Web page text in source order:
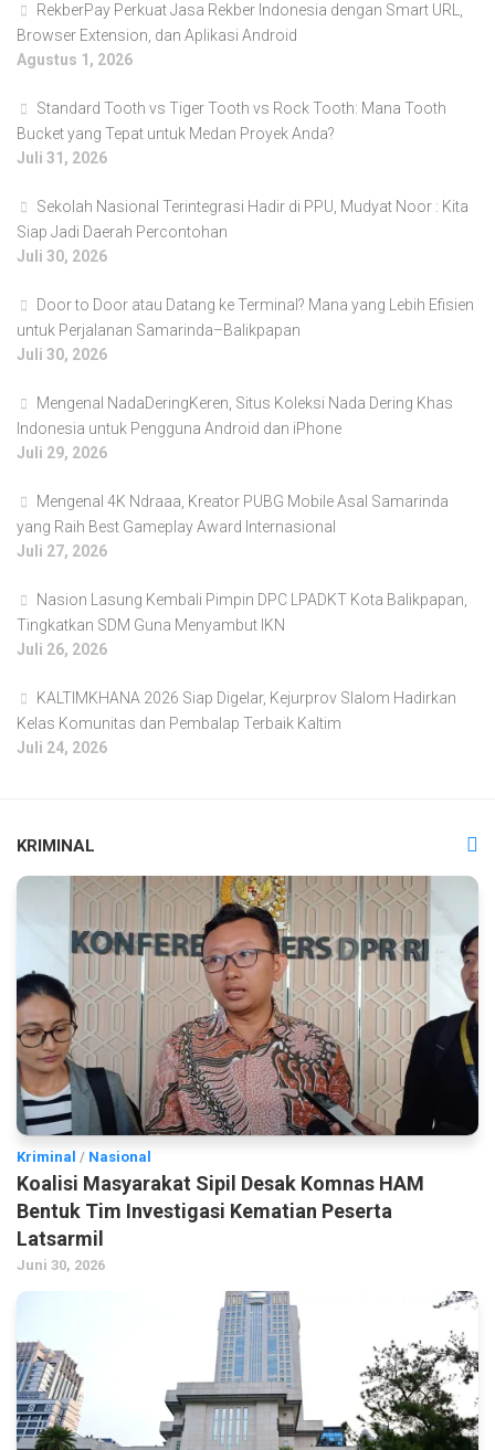
RekberPay Perkuat Jasa Rekber Indonesia dengan Smart URL,
Browser Extension, dan Aplikasi Android
Agustus 1, 2026
Standard Tooth vs Tiger Tooth vs Rock Tooth: Mana Tooth
Bucket yang Tepat untuk Medan Proyek Anda?
Juli 31, 2026
Sekolah Nasional Terintegrasi Hadir di PPU, Mudyat Noor : Kita
Siap Jadi Daerah Percontohan
Juli 30, 2026
Door to Door atau Datang ke Terminal? Mana yang Lebih Efisien
untuk Perjalanan Samarinda–Balikpapan
Juli 30, 2026
Mengenal NadaDeringKeren, Situs Koleksi Nada Dering Khas
Indonesia untuk Pengguna Android dan iPhone
Juli 29, 2026
Mengenal 4K Ndraaa, Kreator PUBG Mobile Asal Samarinda
yang Raih Best Gameplay Award Internasional
Juli 27, 2026
Nasion Lasung Kembali Pimpin DPC LPADKT Kota Balikpapan,
Tingkatkan SDM Guna Menyambut IKN
Juli 26, 2026
KALTIMKHANA 2026 Siap Digelar, Kejurprov Slalom Hadirkan
Kelas Komunitas dan Pembalap Terbaik Kaltim
Juli 24, 2026
KRIMINAL
Kriminal / Nasional
Koalisi Masyarakat Sipil Desak Komnas HAM
Bentuk Tim Investigasi Kematian Peserta
Latsarmil
Juni 30, 2026